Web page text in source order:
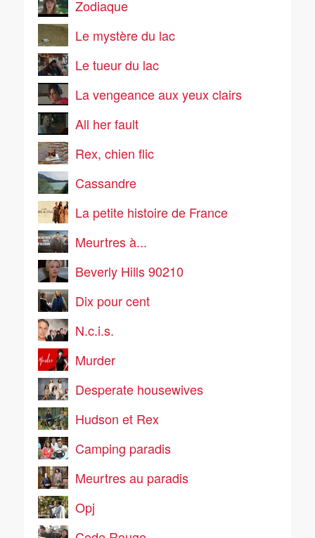
Zodiaque
Le mystère du lac
Le tueur du lac
La vengeance aux yeux clairs
All her fault
Rex, chien flic
Cassandre
La petite histoire de France
Meurtres à...
Beverly Hills 90210
Dix pour cent
N.c.i.s.
Murder
Desperate housewives
Hudson et Rex
Camping paradis
Meurtres au paradis
Opj